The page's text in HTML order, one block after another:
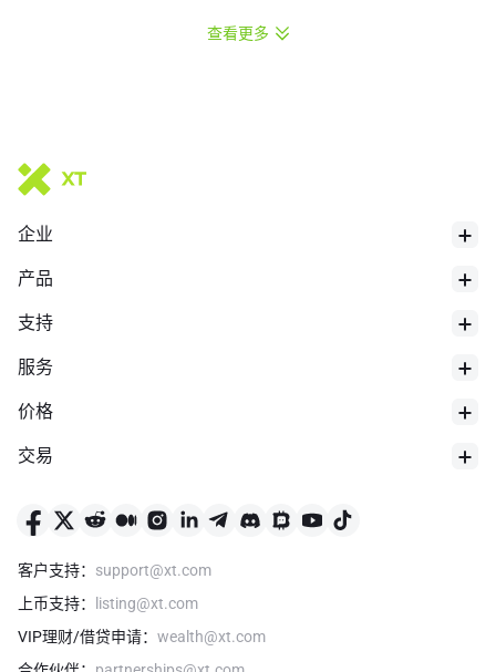
查看更多
企业
产品
支持
服务
价格
交易
客户支持： support@xt.com
上币支持：
listing@xt.com
VIP理财/借贷申请： wealth@xt.com